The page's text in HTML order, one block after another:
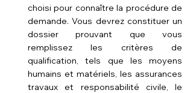
choisi pour connaître la procédure de
demande. Vous devrez constituer un
dossier prouvant que vous
remplissez les critères de
qualification, tels que les moyens
humains et matériels, les assurances
travaux et responsabilité civile, le